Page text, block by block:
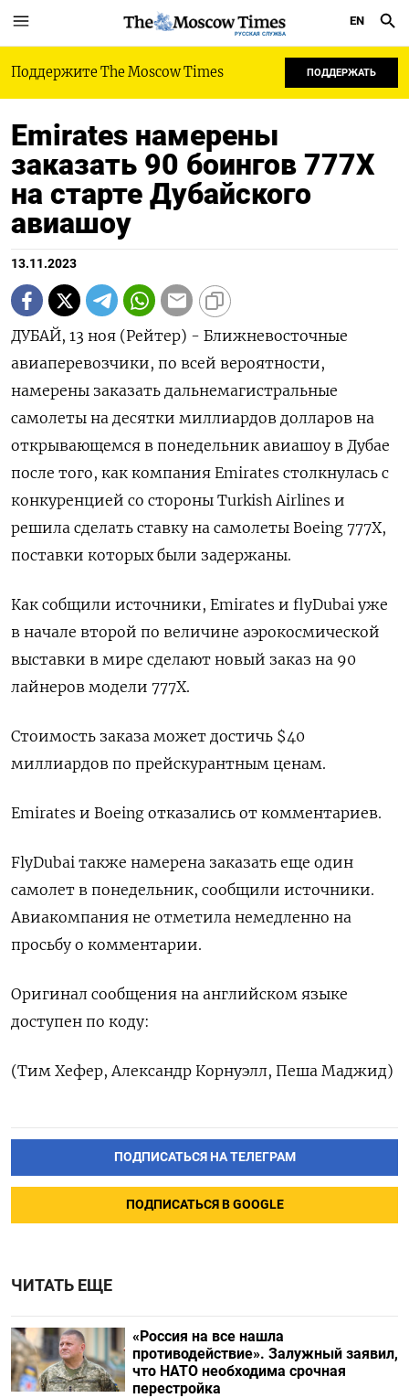
РУССКАЯ СЛУЖБА
EN
Поддержите The Moscow Times ПОДДЕРЖАТЬ
Emirates намерены
заказать 90 боингов 777X
на старте Дубайского
авиашоу
13.11.2023
ДУБАЙ, 13 ноя (Рейтер) - Ближневосточные
авиаперевозчики, по всей вероятности,
намерены заказать дальнемагистральные
самолеты на десятки миллиардов долларов на
открывающемся в понедельник авиашоу в Дубае
после того, как компания Emirates столкнулась с
конкуренцией со стороны Turkish Airlines и
решила сделать ставку на самолеты Boeing 777X,
поставки которых были задержаны.
Как собщили источники, Emirates и flyDubai уже
в начале второй по величине аэрокосмической
выставки в мире сделают новый заказ на 90
лайнеров модели 777X.
Стоимость заказа может достичь $40
миллиардов по прейскурантным ценам.
Emirates и Boeing отказались от комментариев.
FlyDubai также намерена заказать еще один
самолет в понедельник, сообщили источники.
Авиакомпания не отметила немедленно на
просьбу о комментарии.
Оригинал сообщения на английском языке
доступен по коду:
(Тим Хефер, Александр Корнуэлл, Пеша Маджид)
ПОДПИСАТЬСЯ НА ТЕЛЕГРАМ
ПОДПИСАТЬСЯ В GOOGLE
ЧИТАТЬ ЕЩЕ
«Россия на все нашла
противодействие». Залужный заявил,
что НАТО необходима срочная
перестройка